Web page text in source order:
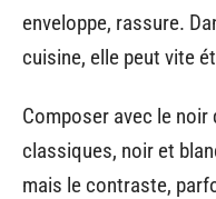
enveloppe, rassure.
cuisine, elle peut vite
Composer avec le
classiques, noir et
mais le contraste,